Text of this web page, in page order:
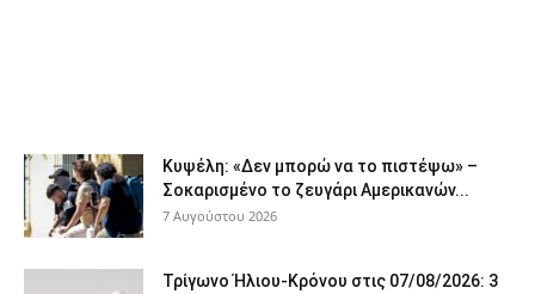
Κυψέλη: «Δεν μπορώ να το πιστέψω» –
Σοκαρισμένο το ζευγάρι Αμερικανών...
7 Αυγούστου 2026
Τρίγωνο Ήλιου-Κρόνου στις 07/08/2026: 3